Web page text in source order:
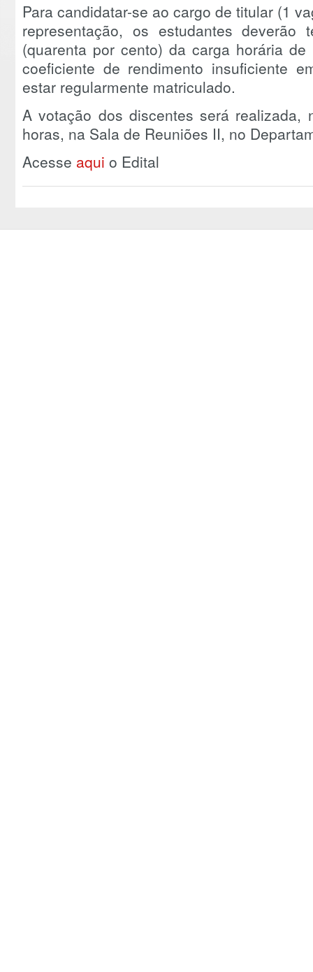
Para candidatar-se ao cargo de titular (1
representação, os estudantes
(quarenta por cento) da carga horária
coeficiente de rendimento insuficiente
estar regularmente matriculado.
A votação dos discentes será
horas, na Sala de Reuniões II, no
Acesse aqui o Edital